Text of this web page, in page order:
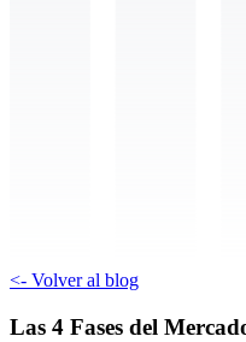
<- Volver al blog
Las 4 Fases del